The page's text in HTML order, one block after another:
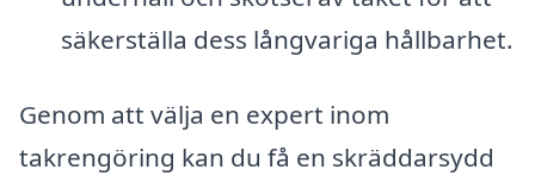
säkerställa dess långvariga hållbarhet.
Genom att välja en expert inom
takrengöring kan du få en skräddarsydd